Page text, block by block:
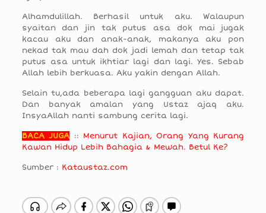
Alhamdulillah. Berhasil untuk aku. Walaupun
syaitan dan jin tak putus asa dok mai jugak
kacau aku dan anak-anak, makanya aku pon
nekad tak mau dah dok jadi lemah dan tetap tak
putus asa untuk ikhtiar lagi dan lagi. Yes. Sebab
Allah lebih berkuasa. Aku yakin dengan Allah.
Selain tu,ada beberapa lagi gangguan aku dapat.
Dan banyak amalan yang Ustaz ajaq aku.
InsyaAllah nanti sambung cerita lagi.
BACA JUGA :: Menurut Kajian, Orang Yang Kurang
Kawan Hidup Lebih Bahagia & Mewah. Betul Ke?
Sumber : Kataustaz.com